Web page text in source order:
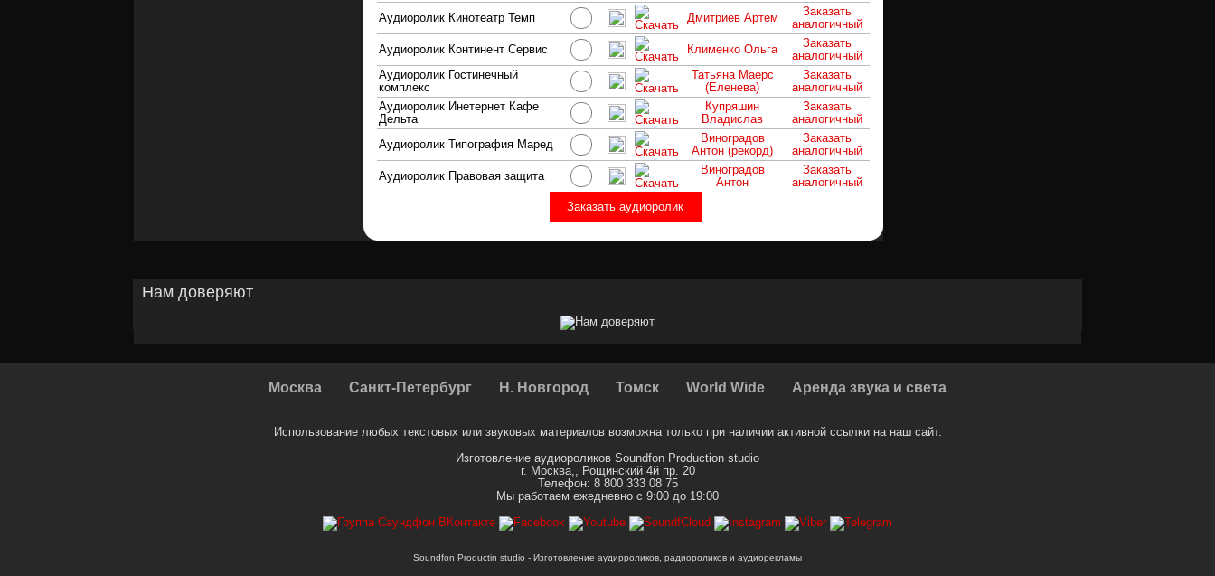
Аудиоролик Кинотеатр Темп
Дмитриев Артем
Заказать
аналогичный
Аудиоролик Континент Сервис
Клименко Ольга
Заказать
аналогичный
Аудиоролик Гостинечный
комплекс
Татьяна Маерс
(Еленева)
Заказать
аналогичный
Аудиоролик Инетернет Кафе
Дельта
Купряшин
Владислав
Заказать
аналогичный
Аудиоролик Типография Маред
Виноградов
Антон (рекорд)
Заказать
аналогичный
Аудиоролик Правовая защита
Виноградов
Антон
Заказать
аналогичный
Заказать аудиоролик
Нам доверяют
Москва Санкт-Петербург Н. Новгород Томск World Wide Аренда звука и света
Использование любых текстовых или звуковых материалов возможна только при наличии активной ссылки на наш сайт.
Изготовление аудиороликов Soundfon Production studio
г. Москва,, Рощинский 4й пр. 20
Телефон: 8 800 333 08 75
Мы работаем ежедневно с 9:00 до 19:00
Soundfon Productin studio - Изготовление аудирроликов, радиороликов и аудиорекламы